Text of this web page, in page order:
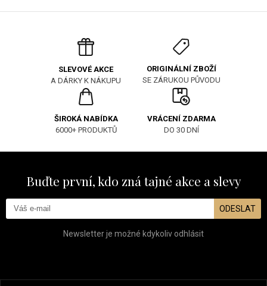
SLEVOVÉ AKCE
A DÁRKY K NÁKUPU
ORIGINÁLNÍ ZBOŽÍ
SE ZÁRUKOU PŮVODU
ŠIROKÁ NABÍDKA
6000+ PRODUKTŮ
VRÁCENÍ ZDARMA
DO 30 DNÍ
Buďte první, kdo zná tajné akce a slevy
ODESLAT
Newsletter je možné kdykoliv odhlásit